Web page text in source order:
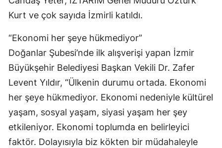
Kurt ve çok sayıda İzmirli katıldı.
“Ekonomi her şeye hükmediyor”
Doğanlar Şubesi’nde ilk alışverişi yapan İzmir
Büyükşehir Belediyesi Başkan Vekili Dr. Zafer
Levent Yıldır, “Ülkenin durumu ortada. Ekonomi
her şeye hükmediyor. Ekonomi nedeniyle kültürel
yaşam, sosyal yaşam, siyasi yaşam her şey
etkileniyor. Ekonomi toplumda en belirleyici
faktör. Dolayısıyla biz kökten bir müdahaleyle